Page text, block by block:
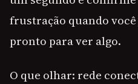
frustração quando você
pronto para ver algo.
O que olhar: rede